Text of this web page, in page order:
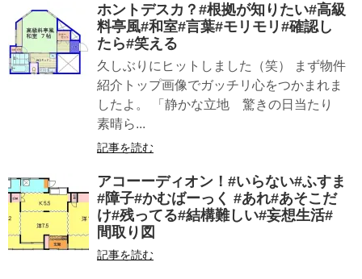
ホントデスカ？#根拠が知りたい#高級
料亭風#和室#言葉#モリモリ#確認し
たら#笑える
久しぶりにヒットしました（笑） まず物件
紹介トップ画像でガッチリ心をつかまれま
したよ。 「静かな立地 驚きの日当たり
素晴ら...
記事を読む
アコーーディオン！#いらない#ふすま
#障子#かむばーっく #あれ#あそこだ
け#残ってる#結構難しい#妄想生活#
間取り図
記事を読む